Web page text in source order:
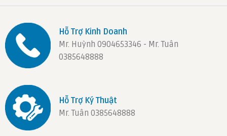
Hỗ Trợ Kinh Doanh
Mr. Huỳnh 0904653346 - Mr. Tuân
0385648888
Hỗ Trợ Ký Thuật
Mr. Tuân 0385648888